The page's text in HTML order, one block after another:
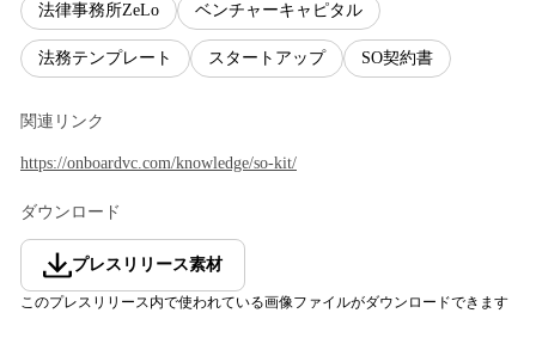
法律事務所ZeLo ベンチャーキャピタル
法務テンプレート スタートアップ SO契約書
関連リンク
https://onboardvc.com/knowledge/so-kit/
ダウンロード
プレスリリース素材
このプレスリリース内で使われている画像ファイルがダウンロードできます